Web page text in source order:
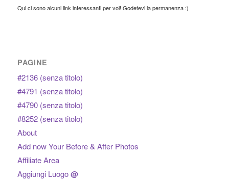
Qui ci sono alcuni link interessanti per voi! Godetevi la permanenza :)
PAGINE
#2136 (senza titolo)
#4791 (senza titolo)
#4790 (senza titolo)
#8252 (senza titolo)
About
Add now Your Before & After Photos
Affiliate Area
Aggiungi Luogo@